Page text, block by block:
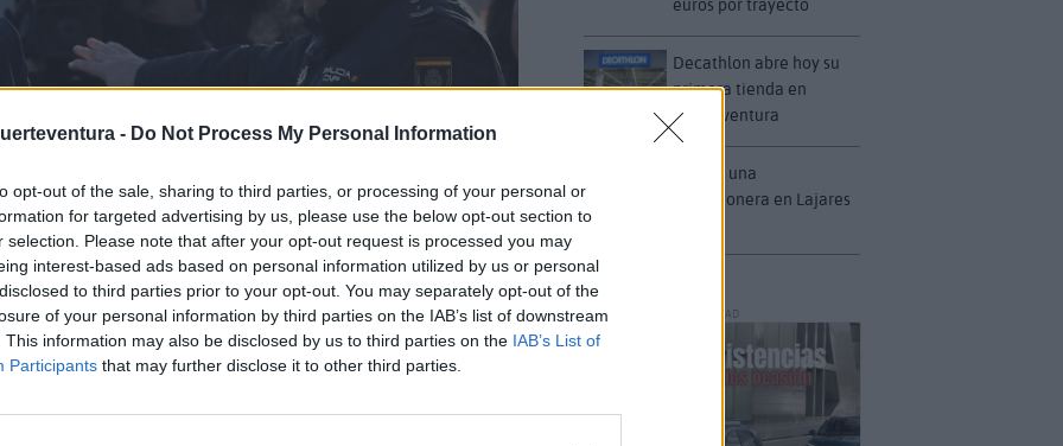
- Do Not Process My Personal Information
opt-out of the sale, sharing to third parties, or processing of your personal or
for targeted advertising by us, please use the below opt-out section to
selection. Please note that after your opt-out request is processed you may
interest-based ads based on personal information utilized by us or personal
to third parties prior to your opt-out. You may separately opt-out of the
of your personal information by third parties on the IAB’s list of downstream
This information may also be disclosed by us to third parties on the IAB’s List of
Participants that may further disclose it to other third parties.
de una multa y una orden de alejamiento de Jenni
euros por trayecto
Decathlon abre hoy su
primera tienda en
Fuerteventura
Vuelca una
hormigonera en Lajares
PUBLICIDAD